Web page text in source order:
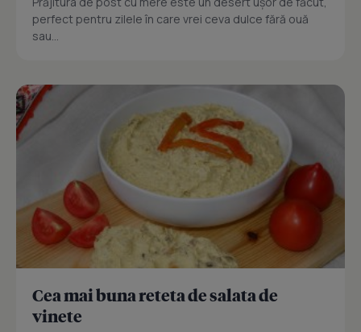
perfect pentru zilele în care vrei ceva dulce fără ouă
sau...
Cea mai buna reteta de salata de
vinete